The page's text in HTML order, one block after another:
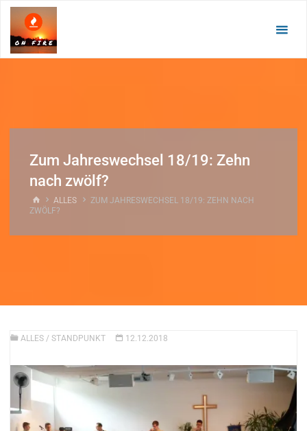
Zum
springen
Zum Jahreswechsel 18/19: Zehn
nach zwölf?
STARTALLES
ZUM JAHRESWECHSEL 18/19: ZEHN NACH
ZWÖLF?
ALLES / STANDPUNKT 12.12.2018